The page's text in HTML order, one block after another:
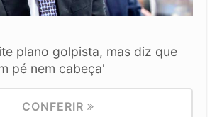
plano golpista, mas diz que
pé nem cabeça'
CONFERIR